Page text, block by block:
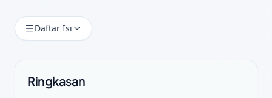
Daftar Isi
Ringkasan